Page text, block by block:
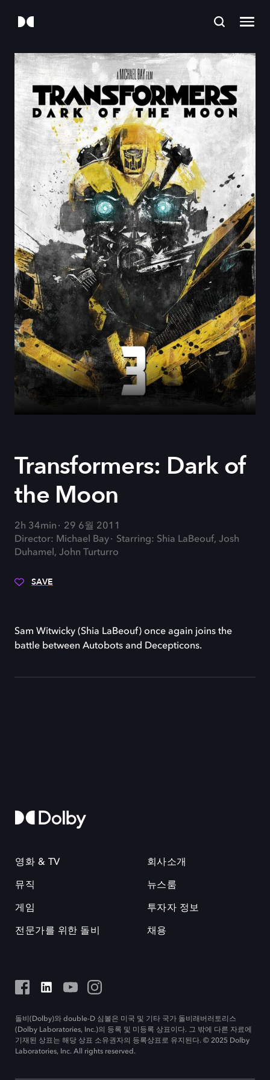
Transformers: Dark of
the Moon
2h 34min
29 6월 2011
Director: Michael Bay
Starring: Shia LaBeouf, Josh
Duhamel, John Turturro
SAVE
Sam Witwicky (Shia LaBeouf) once again joins the
battle between Autobots and Decepticons.
영화 & TV
뮤직
게임
전문가를 위한 돌비
회사소개
뉴스룸
투자자 정보
채용
돌비(Dolby)와 double-D 심볼은 미국 및 기타 국가 돌비래버러토리스
(Dolby Laboratories, Inc.)의 등록 및 미등록 상표이다. 그 밖에 다른 자료에
기재된 상표는 해당 상표 소유권자의 등록상표로 유지된다. © 2025 Dolby
Laboratories, Inc. All rights reserved.